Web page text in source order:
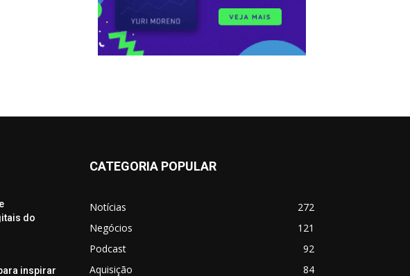
do
inspirar
CATEGORIA POPULAR
Notícias
272
Negócios
121
Podcast
92
Aquisição
84